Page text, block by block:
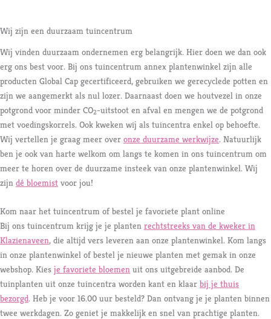
Wij zijn een duurzaam tuincentrum
Wij vinden duurzaam ondernemen erg belangrijk. Hier doen we dan ook
erg ons best voor. Bij ons tuincentrum annex plantenwinkel zijn alle
producten Global Cap gecertificeerd, gebruiken we gerecyclede potten en
zijn we aangemerkt als nul lozer. Daarnaast doen we houtvezel in onze
potgrond voor minder CO2-uitstoot en afval en mengen we de potgrond
met voedingskorrels. Ook kweken wij als tuincentra enkel op behoefte.
Wij vertellen je graag meer over onze duurzame werkwijze. Natuurlijk
ben je ook van harte welkom om langs te komen in ons tuincentrum om
meer te horen over de duurzame insteek van onze plantenwinkel. Wij
zijn dé bloemist voor jou!
Kom naar het tuincentrum of bestel je favoriete plant online
Bij ons tuincentrum krijg je je planten rechtstreeks van de kweker in
Klazienaveen, die altijd vers leveren aan onze plantenwinkel. Kom langs
in onze plantenwinkel of bestel je nieuwe planten met gemak in onze
webshop. Kies je favoriete bloemen uit ons uitgebreide aanbod. De
tuinplanten uit onze tuincentra worden kant en klaar bij je thuis
bezorgd. Heb je voor 16.00 uur besteld? Dan ontvang je je planten binnen
twee werkdagen. Zo geniet je makkelijk en snel van prachtige planten.